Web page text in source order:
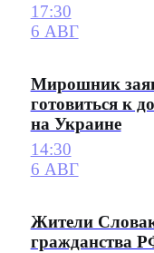
17:30
6 АВГ
Мирошник
готовиться к
на Украине
14:30
6 АВГ
Жители
гражданства